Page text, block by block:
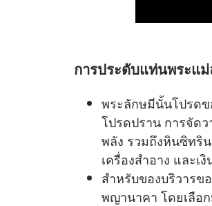
การประดับแท่นพระแ
พระลักษมี​นั้นโปรดข
โปรดปราน การจัด
พลัง​ รวมถึงหินซิทริ
เครื่องสำอาง​ และเ
สำหรับของบริวาร
พญานาคา​ โดยเลือ